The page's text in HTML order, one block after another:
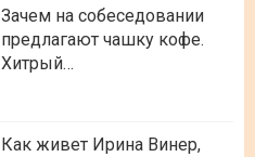
Зачем на собеседовании
предлагают чашку кофе.
Хитрый…
Как живет Ирина Винер,